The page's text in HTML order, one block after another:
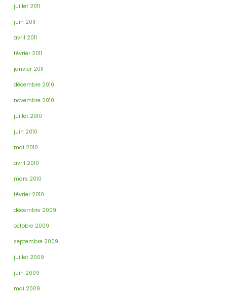
juillet 2011
juin 2011
avril 2011
février 2011
janvier 2011
décembre 2010
novembre 2010
juillet 2010
juin 2010
mai 2010
avril 2010
mars 2010
février 2010
décembre 2009
octobre 2009
septembre 2009
juillet 2009
juin 2009
mai 2009